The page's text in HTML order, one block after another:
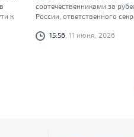
к
соотечественниками за
России, ответственного
15:56 , 11 июня, 2026